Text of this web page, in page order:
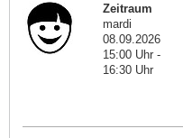
Zeitraum
mardi
08.09.2026
15:00 Uhr -
16:30 Uhr